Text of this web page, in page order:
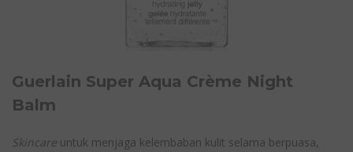
Guerlain Super Aqua Crème Night
Balm
Skincare untuk menjaga kelembaban kulit selama berpuasa,